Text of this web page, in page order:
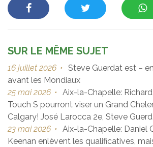
SUR LE MÊME SUJET
16 juillet 2026 • Steve Guerdat est –
avant les Mondiaux
25 mai 2026 • Aix-la-Chapelle:
Touch S pourront viser un Grand
Calgary! José Larocca 2e, Steve
23 mai 2026 • Aix-la-Chapelle: Daniel
Keenan enlèvent les qualificatives,